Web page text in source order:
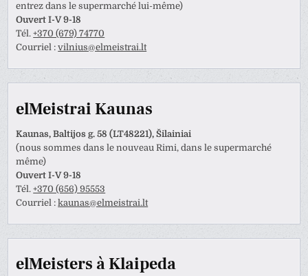
entrez dans le supermarché lui-même)
Ouvert I-V 9-18
Tél.+370 (679) 74770
Courriel :vilnius@elmeistrai.lt
elMeistrai Kaunas
Kaunas, Baltijos g. 58 (LT48221), Šilainiai
(nous sommes dans le nouveau Rimi, dans le supermarché
même)
Ouvert I-V 9-18
Tél.+370 (656) 95553
Courriel :kaunas@elmeistrai.lt
elMeisters à Klaipeda